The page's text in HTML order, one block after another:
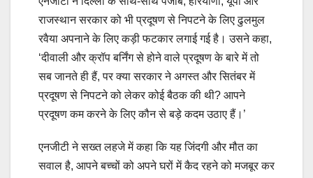
राजस्थान सरकार को भी प्रदूषण से निपटने के लिए ढुलमुल
रवैया अपनाने के लिए कड़ी फटकार लगाई गई है। उसने कहा,
‘दीवाली और क्रॉप बर्निंग से होने वाले प्रदूषण के बारे में तो
सब जानते ही हैं, पर क्या सरकार ने अगस्त और सितंबर में
प्रदूषण से निपटने को लेकर कोई बैठक की थी? आपने
प्रदूषण कम करने के लिए कौन से बड़े कदम उठाए हैं।’
एनजीटी ने सख्त लहजे में कहा कि यह जिंदगी और मौत का
सवाल है, आपने बच्चों को अपने घरों में कैद रहने को मजबूर कर